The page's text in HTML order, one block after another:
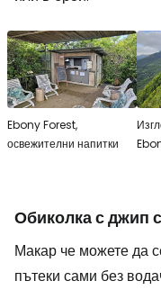
Ebony Forest,
освежителни напитки
Обиколка с джип
Макар че можете да
пътеки сами без